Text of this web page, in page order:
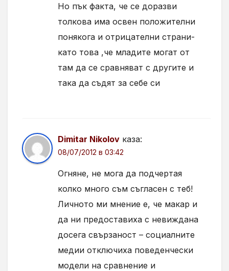
Но пък факта, че се доразви
толкова има освен положителни
понякога и отрицателни страни-
като това ,че младите могат от
там да се сравняват с другите и
така да съдят за себе си
Dimitar Nikolov каза:
08/07/2012 в 03:42
Огняне, не мога да подчертая
колко много съм съгласен с теб!
Личното ми мнение е, че макар и
да ни предоставиха с невиждана
досега свързаност – социалните
медии отключиха поведенчески
модели на сравнение и